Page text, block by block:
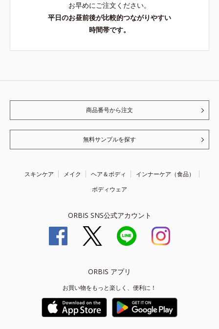
お早めにご注文ください。
平日のお昼前後が比較的つながりやすい
時間帯です。
商品番号から注文
無料サンプルを探す
スキンケア メイク ヘア＆ボディ
インナーケア（食品）
ボディウェア
ORBIS SNS公式アカウント
ORBIS アプリ
お買い物をもっと楽しく、便利に！